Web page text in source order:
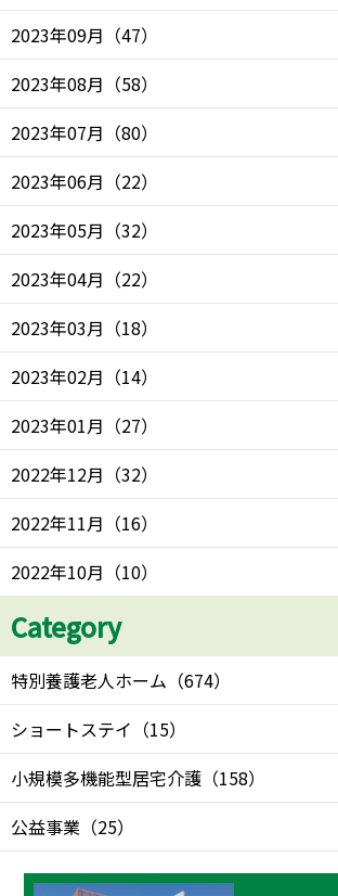
2023年09月 （47）
2023年08月 （58）
2023年07月 （80）
2023年06月 （22）
2023年05月 （32）
2023年04月 （22）
2023年03月 （18）
2023年02月 （14）
2023年01月 （27）
2022年12月 （32）
2022年11月 （16）
2022年10月 （10）
Category
特別養護老人ホーム （674）
ショートステイ （15）
小規模多機能型居宅介護 （158）
公益事業 （25）